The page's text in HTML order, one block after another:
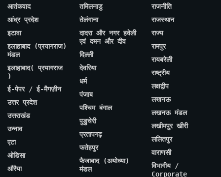
आतंकवाद
आंध्र प्रदेश
इटावा
इलाहाबाद (प्रयागराज)
मंडल
इलाहाबाद( प्रयागराज
)
ई-पेपर / ई-मैगज़ीन
उत्तर प्रदेश
उत्तराखंड
उन्नाव
एटा
ओडिसा
औरैया
तमिलनाडु
तेलंगाना
दादरा और नगर हवेली
एवं दमन और दीव
दिल्ली
देवरिया
धर्म
पंजाब
पश्चिम बंगाल
पुडुचेरी
प्रतापगढ़
फतेहपुर
फैजाबाद (अयोध्या)
मंडल
राजनीति
राजस्थान
राज्य
रामपुर
रायबरेली
राष्ट्रीय
लक्षद्वीप
लखनऊ
लखनऊ मंडल
लखीमपुर खीरी
ललितपुर
वाराणसी
विभागीय /
Corporate